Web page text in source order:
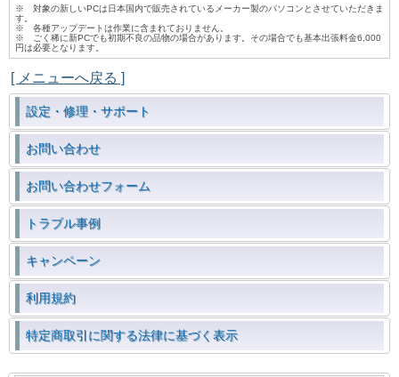
※ 対象の新しいPCは日本国内で販売されているメーカー製のパソコンとさせていただきま
す。
※ 各種アップデートは作業に含まれておりません。
※ ごく稀に新PCでも初期不良の品物の場合があります。その場合でも基本出張料金6,000
円は必要となります。
[ メニューへ戻る ]
設定・修理・サポート
お問い合わせ
お問い合わせフォーム
トラブル事例
キャンペーン
利用規約
特定商取引に関する法律に基づく表示